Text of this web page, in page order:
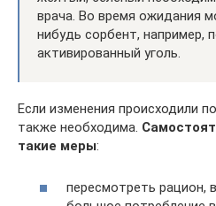
врача. Во время ожидания
нибудь сорбент, например,
активированный уголь.
Если изменения происходили
также необходима.
такие меры:
пересмотреть рацион,